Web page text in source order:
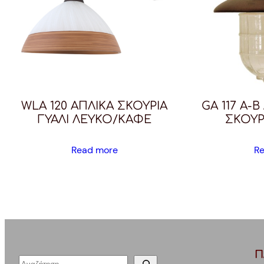
WLA 120 ΑΠΛΙΚΑ ΣΚΟΥΡΙΑ
ΓΥΑΛΙ ΛΕΥΚΟ/ΚΑΦΕ
Read more
GA 117 A-